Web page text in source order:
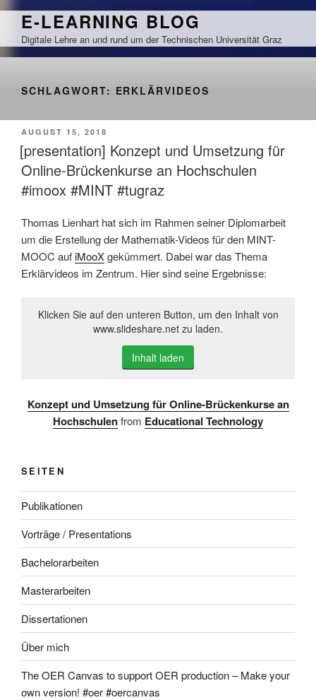
Zum
springen
E-LEARNING BLOG
Digitale Lehre an und rund um der Technischen Universität Graz
SCHLAGWORT: ERKLÄRVIDEOS
VERÖFFENTLICHT
AM
AUGUST 15, 2018
[presentation] Konzept und Umsetzung für
Online-Brückenkurse an Hochschulen
#imoox #MINT #tugraz
Thomas Lienhart hat sich im Rahmen seiner Diplomarbeit
um die Erstellung der Mathematik-Videos für den MINT-
MOOC aufiMooXgekümmert. Dabei war das Thema
Erklärvideos im Zentrum. Hier sind seine Ergebnisse:
Klicken Sie auf den unteren Button, um den Inhalt von
www.slideshare.net zu laden.
Inhalt laden
Konzept und Umsetzung für Online-Brückenkurse an
Hochschulenfrom Educational Technology
SEITEN
Publikationen
Vorträge / Presentations
Bachelorarbeiten
Masterarbeiten
Dissertationen
Über mich
The OER Canvas to support OER production – Make your
own version! #oer #oercanvas